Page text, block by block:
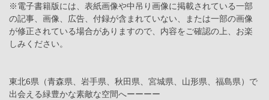
※電子書籍版には、表紙画像や中吊り画像に掲載されている一部
の記事、画像、広告、付録が含まれていない、または一部の画像
が修正されている場合がありますので、内容をご確認の上、お楽
しみください。
東北6県（青森県、岩手県、秋田県、宮城県、山形県、福島県）で
出会える緑豊かな素敵な空間へーーーー